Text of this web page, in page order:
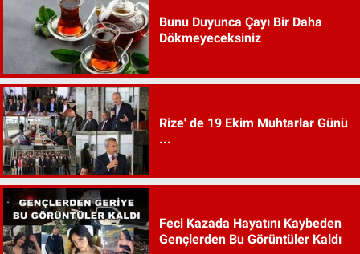
Bunu Duyunca Çayı Bir Daha
Dökmeyeceksiniz
Rize' de 19 Ekim Muhtarlar Günü
...
Feci Kazada Hayatını Kaybeden
Gençlerden Bu Görüntüler Kaldı